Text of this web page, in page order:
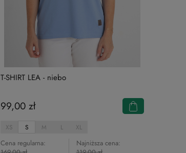
T-SHIRT LEA - niebo
99,00 zł
Cena regularna:
Najniższa cena:
XS S M L XL